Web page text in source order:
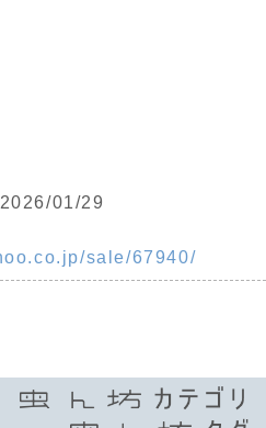
01/29
sale/67940/